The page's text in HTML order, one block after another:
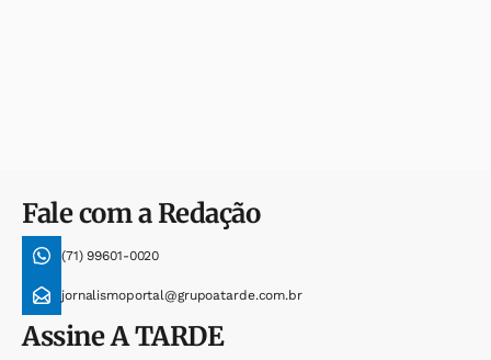
Fale com a Redação
(71) 99601-0020
jornalismoportal@grupoatarde.com.br
AssineA TARDE